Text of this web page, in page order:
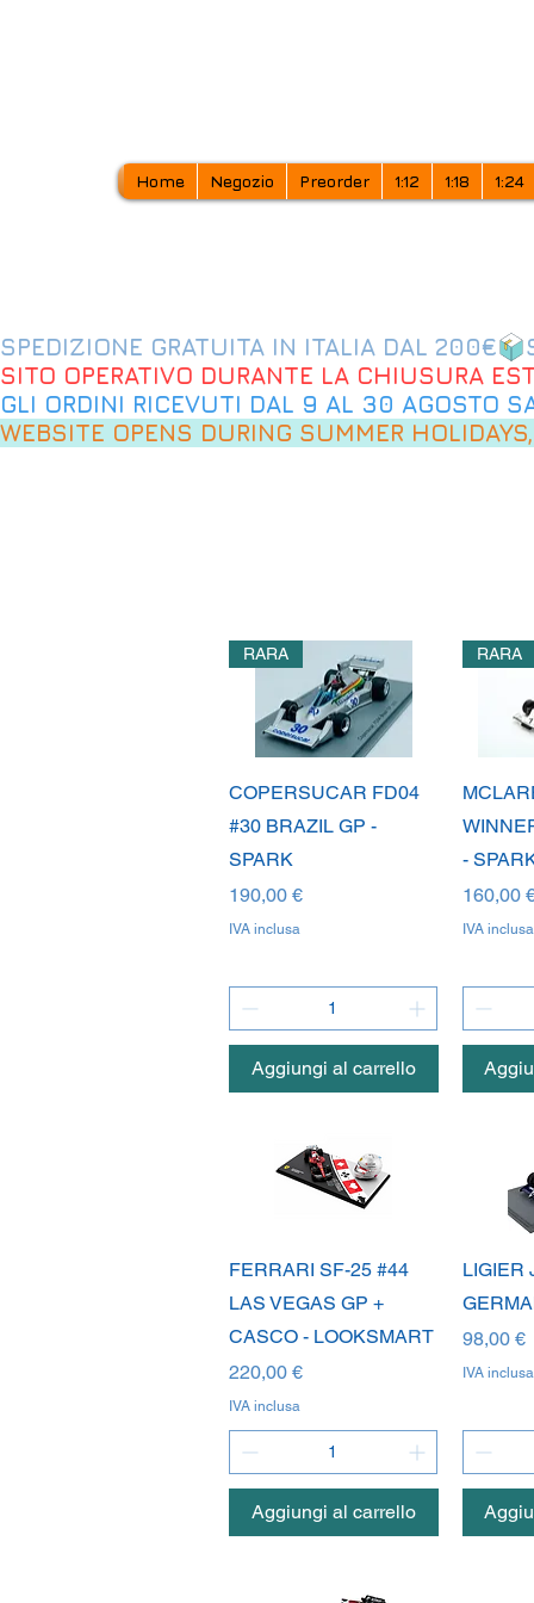
Home Negozio Preorder 1:12 1:18 1:24
SPEDIZIONE GRATUITA IN ITALIA DAL 200€
SITO OPERATIVO DURANTE LA CHIUSURA
GLI ORDINI RICEVUTI DAL 9 AL 30 AGOSTO
WEBSITE OPENS DURING SUMMER
Vista rapida
RARA
COPERSUCAR FD04
#30 BRAZIL GP -
SPARK
Prezzo
190,00 €
IVA inclusa
Aggiungi al carrello
RARA
-
Prezzo
160,00
IVA inclusa
Vista rapida
FERRARI SF-25 #44
LAS VEGAS GP +
CASCO - LOOKSMART
Prezzo
220,00 €
IVA inclusa
Aggiungi al carrello
LIGIER
Prezzo
98,00 €
IVA inclusa